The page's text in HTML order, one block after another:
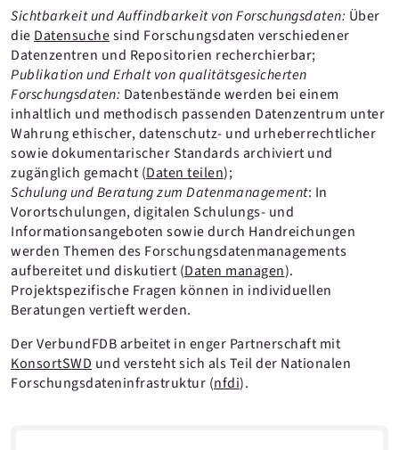
Sichtbarkeit und Auffindbarkeit von Forschungsdaten: Über
die Datensuchesind Forschungsdaten verschiedener
Datenzentren und Repositorien recherchierbar;
Publikation und Erhalt von qualitätsgesicherten
Forschungsdaten: Datenbestände werden bei einem
inhaltlich und methodisch passenden Datenzentrum unter
Wahrung ethischer, datenschutz- und urheberrechtlicher
sowie dokumentarischer Standards archiviert und
zugänglich gemacht (Daten teilen);
Schulung und Beratung zum Datenmanagement: In
Vorortschulungen, digitalen Schulungs- und
Informationsangeboten sowie durch Handreichungen
werden Themen des Forschungsdatenmanagements
aufbereitet und diskutiert (Daten managen).
Projektspezifische Fragen können in individuellen
Beratungen vertieft werden.
Der VerbundFDB arbeitet in enger Partnerschaft mit
KonsortSWD und versteht sich als Teil der Nationalen
Forschungsdateninfrastruktur (nfdi).